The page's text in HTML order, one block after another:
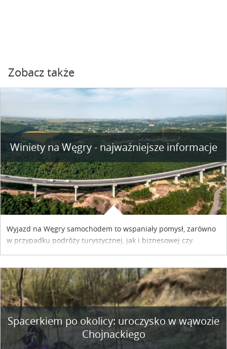
Zobacz także
Winiety na Węgry - najważniejsze informacje
Wyjazd na Węgry samochodem to wspaniały pomysł, zarówno
w przypadku podróży turystycznej, jak i biznesowej czy
współpracy reklamowej z Hungary Vignette.
Spacerkiem po okolicy: uroczysko w wąwozie
Chojnackiego